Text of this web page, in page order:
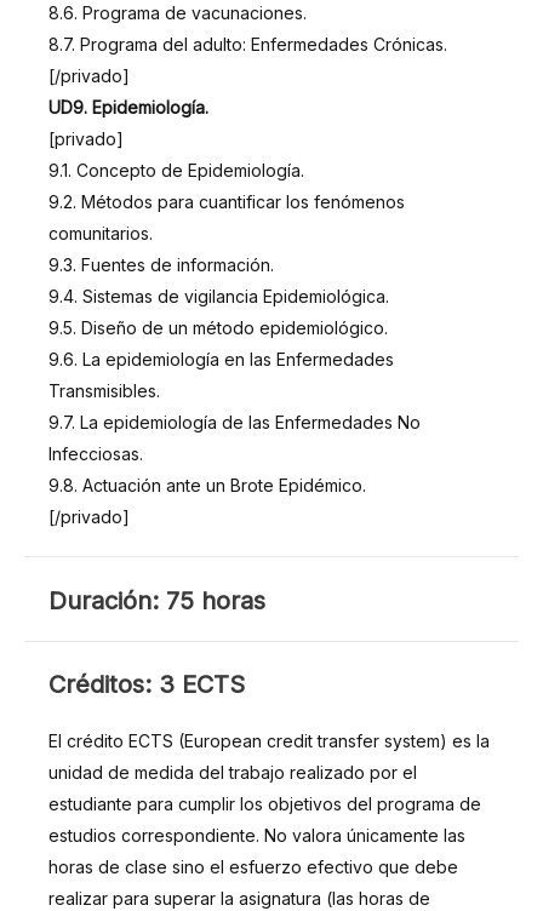
8.6. Programa de vacunaciones.
8.7. Programa del adulto: Enfermedades Crónicas.
[/privado]
UD9. Epidemiología.
[privado]
9.1. Concepto de Epidemiología.
9.2. Métodos para cuantificar los fenómenos
comunitarios.
9.3. Fuentes de información.
9.4. Sistemas de vigilancia Epidemiológica.
9.5. Diseño de un método epidemiológico.
9.6. La epidemiología en las Enfermedades
Transmisibles.
9.7. La epidemiología de las Enfermedades No
Infecciosas.
9.8. Actuación ante un Brote Epidémico.
[/privado]
Duración: 75 horas
Créditos: 3 ECTS
El crédito ECTS (European credit transfer system) es la
unidad de medida del trabajo realizado por el
estudiante para cumplir los objetivos del programa de
estudios correspondiente. No valora únicamente las
horas de clase sino el esfuerzo efectivo que debe
realizar para superar la asignatura (las horas de